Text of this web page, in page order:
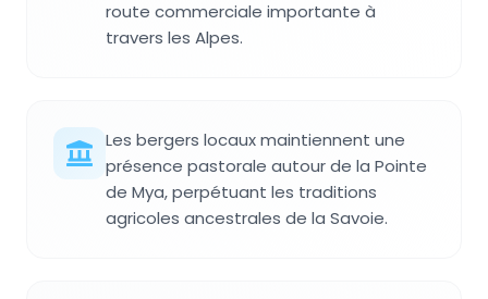
route commerciale importante à
travers les Alpes.
Les bergers locaux maintiennent une
présence pastorale autour de la Pointe
de Mya, perpétuant les traditions
agricoles ancestrales de la Savoie.